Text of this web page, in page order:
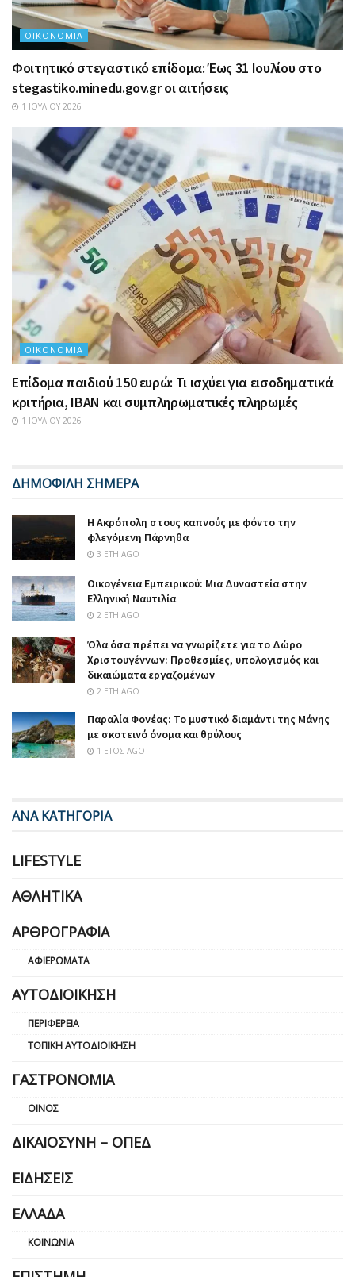
ΟΙΚΟΝΟΜΊΑ
Φοιτητικό στεγαστικό επίδομα: Έως 31 Ιουλίου στο
stegastiko.minedu.gov.gr οι αιτήσεις
1 ΙΟΥΛΊΟΥ 2026
ΟΙΚΟΝΟΜΊΑ
Επίδομα παιδιού 150 ευρώ: Τι ισχύει για εισοδηματικά
κριτήρια, IBAN και συμπληρωματικές πληρωμές
1 ΙΟΥΛΊΟΥ 2026
ΔΗΜΟΦΙΛΗ ΣΗΜΕΡΑ
Η Ακρόπολη στους καπνούς με φόντο την
φλεγόμενη Πάρνηθα
3 ΈΤΗ AGO
Οικογένεια Εμπειρικού: Μια Δυναστεία στην
Ελληνική Ναυτιλία
2 ΈΤΗ AGO
Όλα όσα πρέπει να γνωρίζετε για το Δώρο
Χριστουγέννων: Προθεσμίες, υπολογισμός και
δικαιώματα εργαζομένων
2 ΈΤΗ AGO
Παραλία Φονέας: Το μυστικό διαμάντι της Μάνης
με σκοτεινό όνομα και θρύλους
1 ΈΤΟΣ AGO
ΑΝΑ ΚΑΤΗΓΟΡΙΑ
LIFESTYLE
ΑΘΛΗΤΙΚΆ
ΑΡΘΡΟΓΡΑΦΊΑ
ΑΦΙΕΡΏΜΑΤΑ
ΑΥΤΟΔΙΟΊΚΗΣΗ
ΠΕΡΙΦΈΡΕΙΑ
ΤΟΠΙΚΉ ΑΥΤΟΔΙΟΊΚΗΣΗ
ΓΑΣΤΡΟΝΟΜΊΑ
ΟΊΝΟΣ
ΔΙΚΑΙΟΣΎΝΗ – ΟΠΕΔ
ΕΙΔΉΣΕΙΣ
ΕΛΛΆΔΑ
ΚΟΙΝΩΝΊΑ